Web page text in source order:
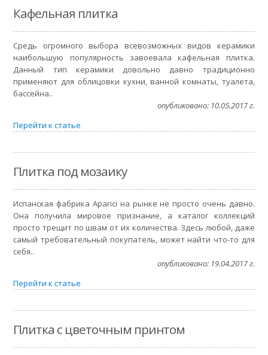
Кафельная плитка
Средь огромного выбора всевозможных видов керамики
наибольшую популярность завоевала кафельная плитка.
Данный тип керамики довольно давно традиционно
применяют для облицовки кухни, ванной комнаты, туалета,
бассейна..
опубликовано: 10.05.2017 г.
Перейти к статье
Плитка под мозаику
Испанская фабрика Aparici на рынке не просто очень давно.
Она получила мировое признание, а каталог коллекций
просто трещит по швам от их количества. Здесь любой, даже
самый требовательный покупатель, может найти что-то для
себя..
опубликовано: 19.04.2017 г.
Перейти к статье
Плитка с цветочным принтом